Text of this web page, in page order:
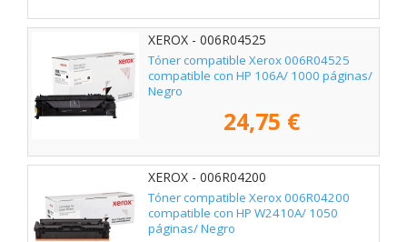
XEROX - 006R04525
Tóner compatible Xerox 006R04525
compatible con HP 106A/ 1000 páginas/
Negro
24,75 €
XEROX - 006R04200
Tóner compatible Xerox 006R04200
compatible con HP W2410A/ 1050
páginas/ Negro